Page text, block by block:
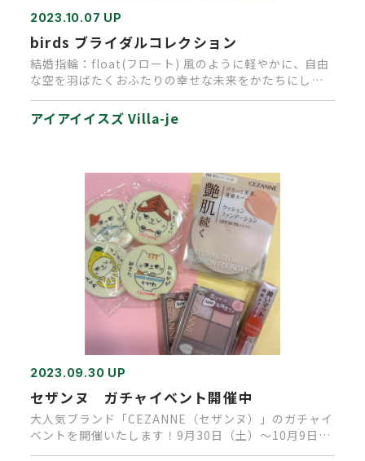
2023.10.07 UP
birds ブライダルコレクション
結婚指輪：float(フロート) 風のように軽やかに、自由
な空を羽ばたくおふたりの幸せな未来をかたちにした
いと想いを込め…
アイアイイスズ Villa-je
2023.09.30 UP
セザンヌ ガチャイベント開催中
大人気ブランド「CEZANNE（セザンヌ）」のガチャイ
ベントを開催いたします！9月30日（土）～10月9日
（月・祝）の期…